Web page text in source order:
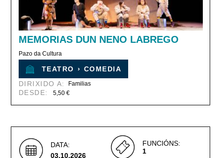
MEMORIAS DUN NENO LABREGO
Pazo da Cultura
TEATRO › COMEDIA
DIRIXIDO A:
Familias
DESDE: 5,50 €
DATA:
03.10.2026
FUNCIÓNS:
1